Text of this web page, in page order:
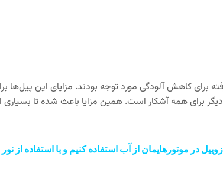
برای کاهش آلودگی مورد توجه بودند. مزایای این
برای همه آشکار است. همین مزایا باعث شده تا بسیاری
در موتور‌هایمان از آب استفاده کنیم و با استفاده